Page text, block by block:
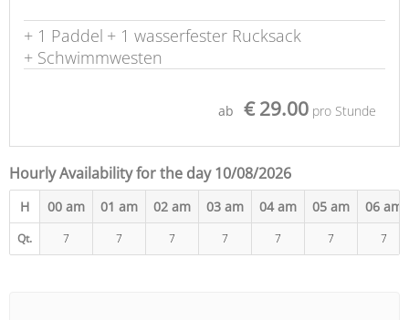
+ 1 Paddel + 1 wasserfester Rucksack
+ Schwimmwesten
ab € 29.00 pro Stunde
Hourly Availability for the day 10/08/2026
H 00 am 01 am 02 am 03 am 04 am 05 am 06 am
Qt. 7 7 7 7 7 7 7